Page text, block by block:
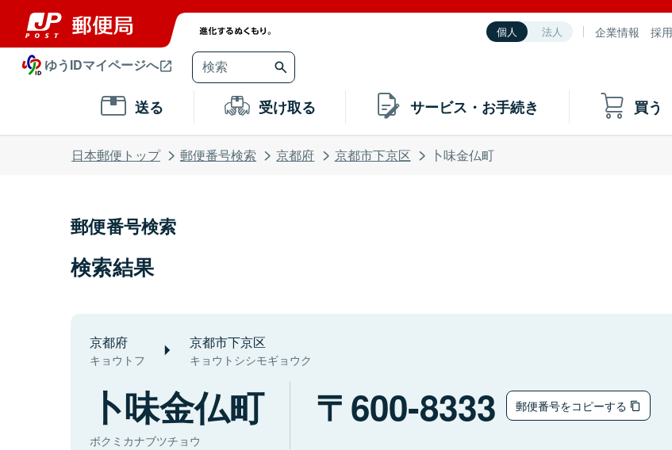
個人 法人 企業情報 採
ゆうIDマイページへ
送る 受け取る サービス・お手続き 買う
日本郵便トップ 郵便番号検索 京都府 京都市下京区 卜味金仏町
郵便番号検索
検索結果
京都府
キョウトフ
京都市下京区
キョウトシシモギョウク
卜味金仏町
ボクミカナブツチョウ
600-8333 郵便番号をコピーする